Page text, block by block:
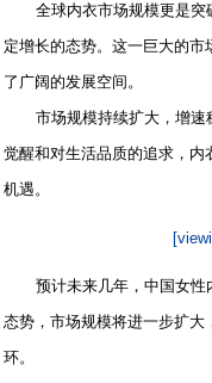
全球内衣市场规模更是
定增长的态势。这一巨大的
了广阔的发展空间。
市场规模持续扩大，增
觉醒和对生活品质的追求，内
机遇。
预计未来几年，中国女
态势，市场规模将进一步扩
环。